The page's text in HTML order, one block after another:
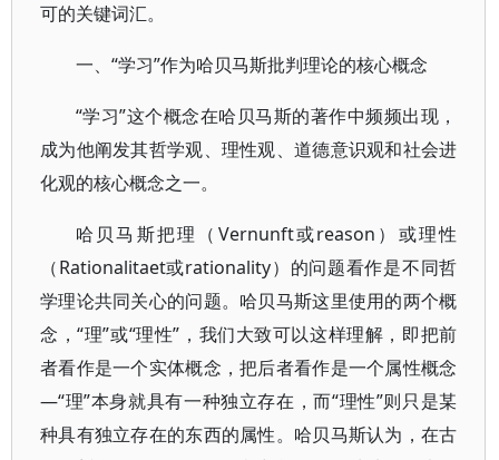
可的关键词汇。
一、“学习”作为哈贝马斯批判理论的核心概念
“学习”这个概念在哈贝马斯的著作中频频出现，
成为他阐发其哲学观、理性观、道德意识观和社会进
化观的核心概念之一。
哈贝马斯把理（Vernunft或reason）或理性
（Rationalitaet或rationality）的问题看作是不同哲
学理论共同关心的问题。哈贝马斯这里使用的两个概
念，“理”或“理性”，我们大致可以这样理解，即把前
者看作是一个实体概念，把后者看作是一个属性概念
—“理”本身就具有一种独立存在，而“理性”则只是某
种具有独立存在的东西的属性。哈贝马斯认为，在古